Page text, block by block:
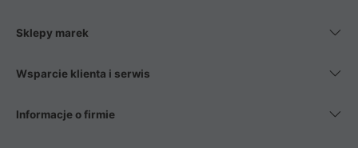
Sklepy marek
Wsparcie klienta i serwis
Informacje o firmie